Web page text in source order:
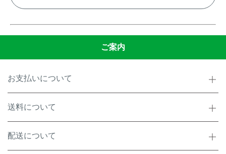
ご案内
お支払いについて
送料について
配送について